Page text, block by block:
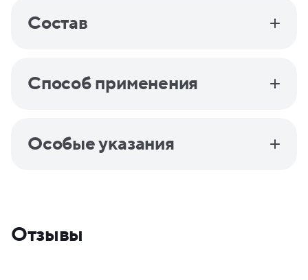
Состав
Способ применения
Особые указания
Отзывы